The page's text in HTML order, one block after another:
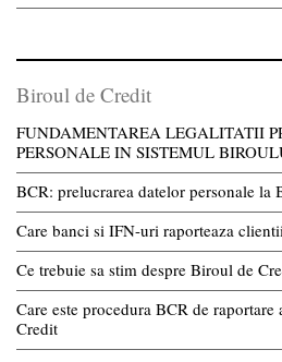
Biroul de Credit
FUNDAMENTAREA LEGALITATII
PERSONALE IN SISTEMUL
BCR: prelucrarea datelor personale la
Care banci si IFN-uri raporteaza
Ce trebuie sa stim despre Biroul de
Care este procedura BCR de
Credit